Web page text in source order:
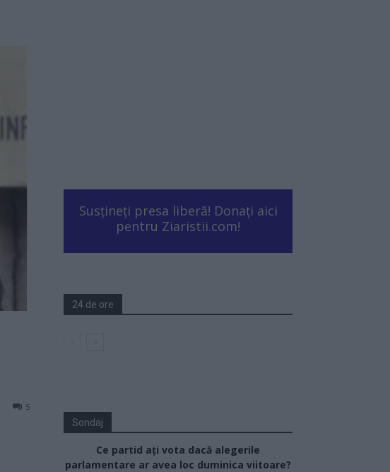
5
Susțineți presa liberă! Donați aici
pentru Ziaristii.com!
24 de ore
Sondaj
Ce partid ați vota dacă alegerile
parlamentare ar avea loc duminica viitoare?